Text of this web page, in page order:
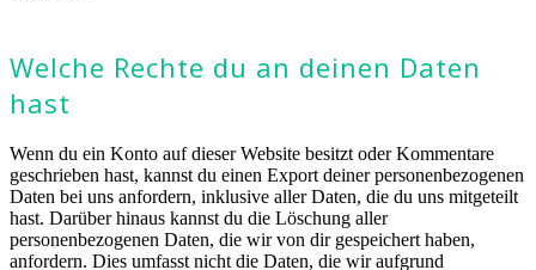
Welche Rechte du an deinen Daten
hast
Wenn du ein Konto auf dieser Website besitzt oder Kommentare
geschrieben hast, kannst du einen Export deiner personenbezogenen
Daten bei uns anfordern, inklusive aller Daten, die du uns mitgeteilt
hast. Darüber hinaus kannst du die Löschung aller
personenbezogenen Daten, die wir von dir gespeichert haben,
anfordern. Dies umfasst nicht die Daten, die wir aufgrund